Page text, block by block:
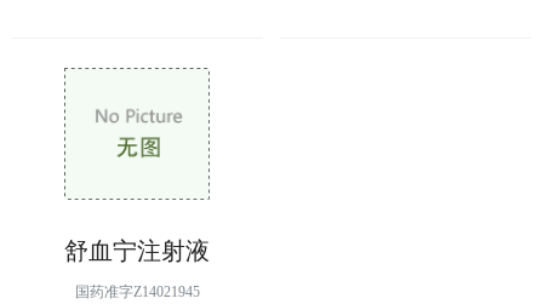
舒血宁注射液
国药准字Z14021945